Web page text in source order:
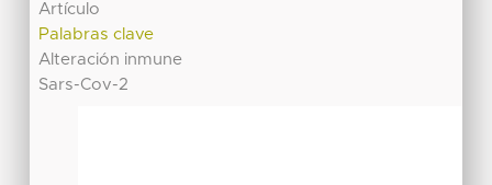
Artículo
Palabras clave
Alteración inmune
Sars-Cov-2